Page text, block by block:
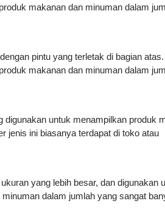
makanan dan minuman dalam
pintu yang terletak di bagian
makanan dan minuman dalam
digunakan untuk menampilkan produk
jenis ini biasanya terdapat di toko atau
yang lebih besar, dan digunakan
dalam jumlah yang sangat